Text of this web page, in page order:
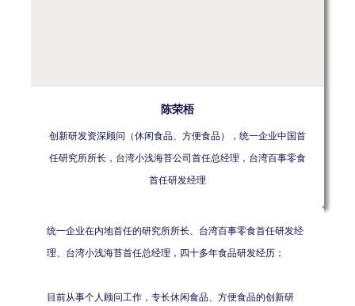
陈荣梧
创新研发资深顾问（休闲食品、方便食品），统一企业中国首
任研究所所长，台湾小浅海苔公司首任总经理，台湾百事零食
首任研发经理
统一企业在内地首任的研究所所长、台湾百事零食首任研发经
理、台湾小浅海苔首任总经理，四十多年食品研发经历；
目前从事个人顾问工作，专长休闲食品、方便食品的创新研